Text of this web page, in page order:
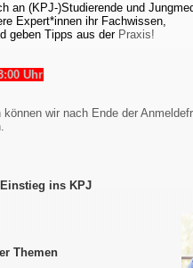
an (KPJ-)Studierende und
Expert*innen ihr Fachwissen,
geben Tipps aus derPraxis!
Uhr
wir nach Ende der
ins KPJ
Themen